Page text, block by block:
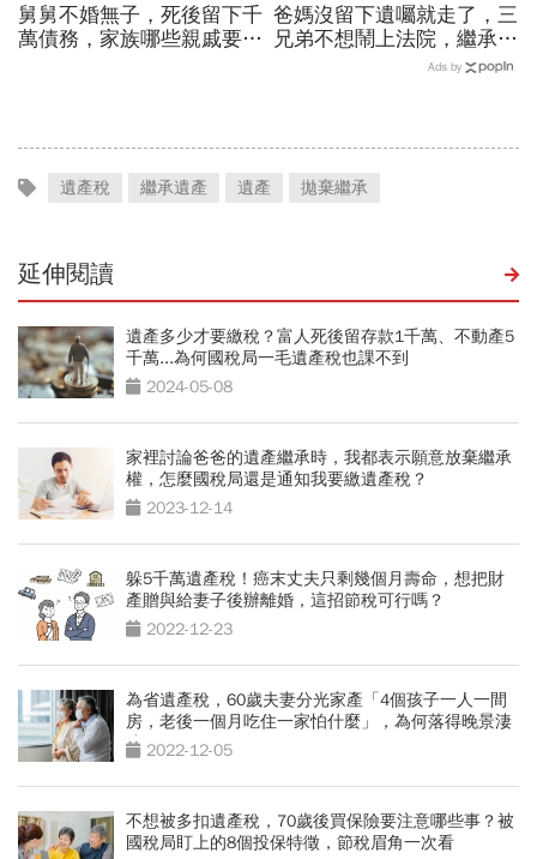
舅舅不婚無子，死後留下千
萬債務，家族哪些親戚要辦
爸媽沒留下遺囑就走了，三
兄弟不想鬧上法院，繼承遺
產該注意哪些事？遺產分割
Ads by
遺產稅 繼承遺產 遺產 拋棄繼承
延伸閱讀
遺產多少才要繳稅？富人死後留存款1千萬、不動產5
千萬...為何國稅局一毛遺產稅也課不到
2024-05-08
家裡討論爸爸的遺產繼承時，我都表示願意放棄繼承
權，怎麼國稅局還是通知我要繳遺產稅？
2023-12-14
躲5千萬遺產稅！癌末丈夫只剩幾個月壽命，想把財
產贈與給妻子後辦離婚，這招節稅可行嗎？
2022-12-23
為省遺產稅，60歲夫妻分光家產「4個孩子一人一間
房，老後一個月吃住一家怕什麼」，為何落得晚景淒
涼？2022-12-05
不想被多扣遺產稅，70歲後買保險要注意哪些事？被
國稅局盯上的8個投保特徵，節稅眉角一次看